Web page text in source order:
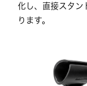
化し、直接スタン
ります。